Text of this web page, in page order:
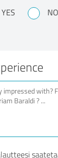
YES NO